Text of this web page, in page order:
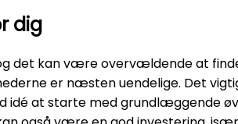
dig
det kan være overvældende at
er næsten uendelige. Det
idé at starte med grundlæggende